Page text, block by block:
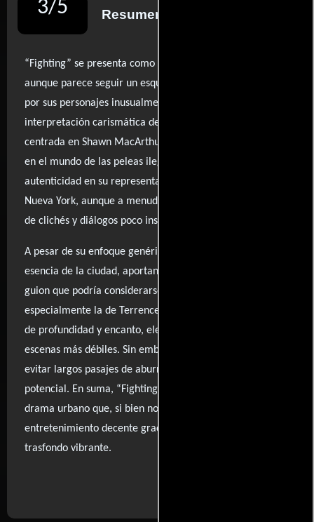
3/5 Resumen de reseñas
“Fighting” se presenta como una película de lucha que,
aunque parece seguir un esquema predecible, destaca
por sus personajes inusualmente interesantes y la
interpretación carismática de Channing Tatum. La trama,
centrada en Shawn MacArthur, un joven que se adentra
en el mundo de las peleas ilegales, ofrece momentos de
autenticidad en su representación de la vida urbana de
Nueva York, aunque a menudo se ve atrapada en un mar
de clichés y diálogos poco inspiradores.
A pesar de su enfoque genérico, Montiel logra capturar la
esencia de la ciudad, aportando una textura indie a un
guion que podría considerarse flojo. Las actuaciones,
especialmente la de Terrence Howard, añaden un matiz
de profundidad y encanto, elevando algunas de las
escenas más débiles. Sin embargo, la película no logra
evitar largos pasajes de aburrimiento que limitan su
potencial. En suma, “Fighting” es un homenaje crudo al
drama urbano que, si bien no rompe moldes, ofrece un
entretenimiento decente gracias a sus personajes y un
trasfondo vibrante.